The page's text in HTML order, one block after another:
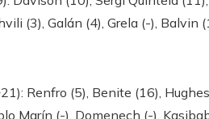
(3), Galán (4), Grela (-), Balvin
Renfro (5), Benite (16),
Marín (-), Domenech (-),